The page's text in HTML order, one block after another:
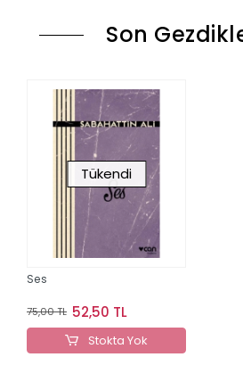
Son
Tükendi
Ses
75,00 TL 52,50 TL
Stokta Yok